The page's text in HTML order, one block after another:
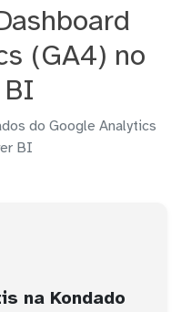
(GA4) no
BI
do Google Analytics
BI
na Kondado